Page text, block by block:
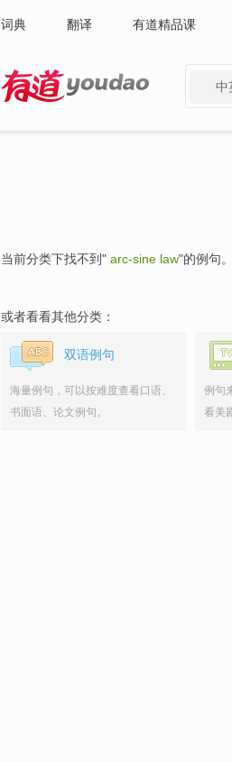
词典 翻译 有道精品课
中
当前分类下找不到" arc-sine law"的例句。
或者看看其他分类：
双语例句
海量例句，可以按难度查看口语、
书面语、论文例句。
例句
看美